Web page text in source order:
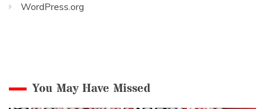
WordPress.org
You May Have Missed